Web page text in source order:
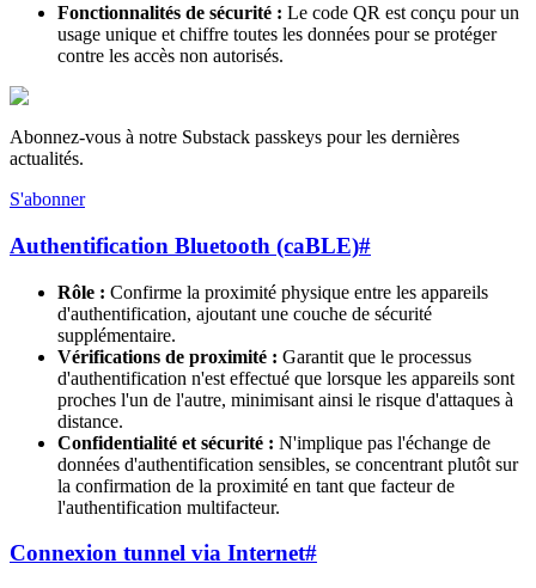
Fonctionnalités de sécurité : Le code QR est conçu pour un
usage unique et chiffre toutes les données pour se protéger
contre les accès non autorisés.
Abonnez-vous à notre Substack passkeys pour les dernières
actualités.
S'abonner
Authentification Bluetooth (caBLE)#
Rôle : Confirme la proximité physique entre les appareils
d'authentification, ajoutant une couche de sécurité
supplémentaire.
Vérifications de proximité : Garantit que le processus
d'authentification n'est effectué que lorsque les appareils sont
proches l'un de l'autre, minimisant ainsi le risque d'attaques à
distance.
Confidentialité et sécurité : N'implique pas l'échange de
données d'authentification sensibles, se concentrant plutôt sur
la confirmation de la proximité en tant que facteur de
l'authentification multifacteur.
Connexion tunnel via Internet#